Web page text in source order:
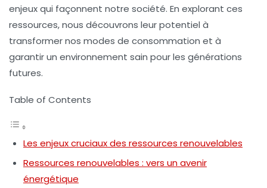
enjeux qui façonnent notre société. En explorant ces
ressources, nous découvrons leur potentiel à
transformer nos modes de consommation et à
garantir un environnement sain pour les générations
futures.
Table of Contents
Les enjeux cruciaux des ressources renouvelables
Ressources renouvelables : vers un avenir
énergétique